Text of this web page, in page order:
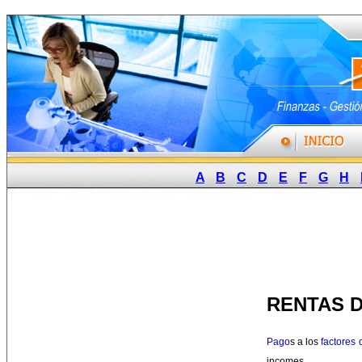
A B C D E F G H
RENTAS
Pagos a losfactores